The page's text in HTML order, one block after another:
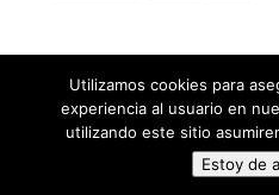
@ 2005ComunicaGenia
Utilizamos cookies para
experiencia al usuario en
utilizando este sitio
Estoy de